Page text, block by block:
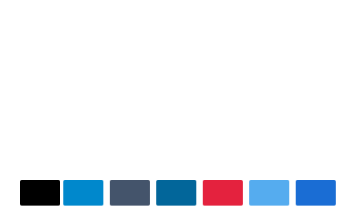
Facebook
Twitter
Pinterest
LinkedIn
Tumblr
Telegram
Email